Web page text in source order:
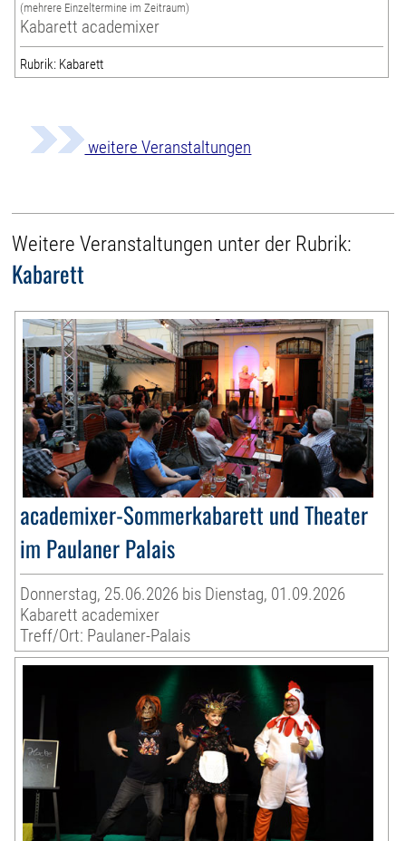
(mehrere Einzeltermine im Zeitraum)
Kabarett academixer
Rubrik: Kabarett
weitere Veranstaltungen
Weitere Veranstaltungen unter der Rubrik:
Kabarett
academixer-Sommerkabarett und Theater
im Paulaner Palais
Donnerstag, 25.06.2026 bis Dienstag, 01.09.2026
Kabarett academixer
Treff/Ort: Paulaner-Palais